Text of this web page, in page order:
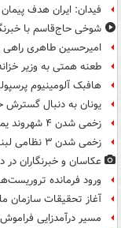
فیدان: ایران هدف
شوخی حاج‌قاسم با
امیرحسین طاهری
طعنه همتی به وزیر
هافبک آلومینیوم
یونان به دنبال
زخمی شدن ۴ شهروند یمنی در حمله مزدوران سعودی
زخمی شدن ۳ نظامی لبنانی در زوطر غربی
عکاسان و خبرنگاران
ورود فرمانده
آغاز تحقیقات سازمان
مسیر درآمدزایی